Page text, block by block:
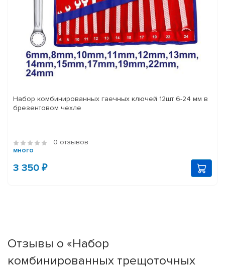
Набор комбинированных гаечных ключей 12шт 6-24 мм в
брезентовом чехле
0 отзывов
много
3 350 ₽
Отзывы о «Набор
комбинированных трещоточных